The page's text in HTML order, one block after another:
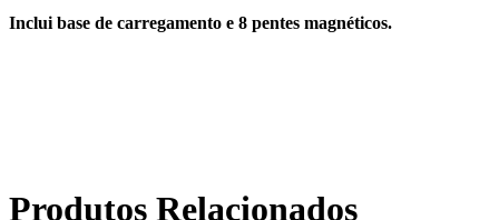
Inclui base de carregamento e 8 pentes magnéticos.
Produtos Relacionados